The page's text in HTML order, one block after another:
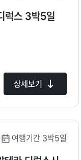
럭스 3박5일
상세보기
여행기간 3박5일